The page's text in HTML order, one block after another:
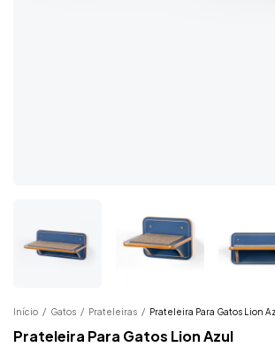
Início / Gatos / Prateleiras / Prateleira Para Gatos Lion
Prateleira Para Gatos Lion Azul